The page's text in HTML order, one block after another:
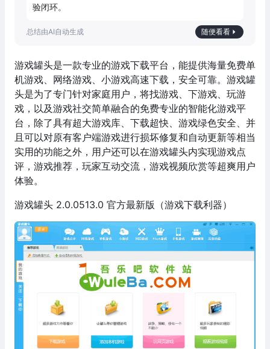
验闭环。
随便看看
游戏罐头是一款专业的游戏下载平台，能提供海量免费单
机游戏、网络游戏、小游戏高速下载，安全可靠。游戏罐
头是为了专门针对家庭用户，将找游戏、下游戏、玩游
戏，以及游戏社交简单融合的免费专业的智能化游戏平
台，除了具有超大游戏库、下载超快、游戏绿色安全、并
且可以对原有客户端游戏进行损坏修复和自动更新等相当
实用的功能之外，用户还可以在游戏罐头内实现游戏点
评，游戏推荐，玩家互动交流，游戏视频欣赏等超爽用户
体验。
游戏罐头 2.0.0513.0 官方最新版（游戏下载利器）